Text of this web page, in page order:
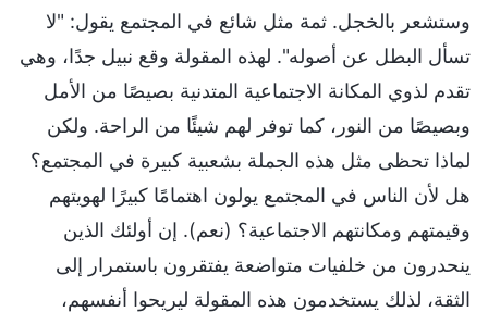
وستشعر بالخجل. ثمة مثل شائع في المجتمع يقول: "لا
تسأل البطل عن أصوله". لهذه المقولة وقع نبيل جدًا، وهي
تقدم لذوي المكانة الاجتماعية المتدنية بصيصًا من الأمل
وبصيصًا من النور، كما توفر لهم شيئًا من الراحة. ولكن
لماذا تحظى مثل هذه الجملة بشعبية كبيرة في المجتمع؟
هل لأن الناس في المجتمع يولون اهتمامًا كبيرًا لهويتهم
وقيمتهم ومكانتهم الاجتماعية؟ (نعم). إن أولئك الذين
ينحدرون من خلفيات متواضعة يفتقرون باستمرار إلى
الثقة، لذلك يستخدمون هذه المقولة ليريحوا أنفسهم،